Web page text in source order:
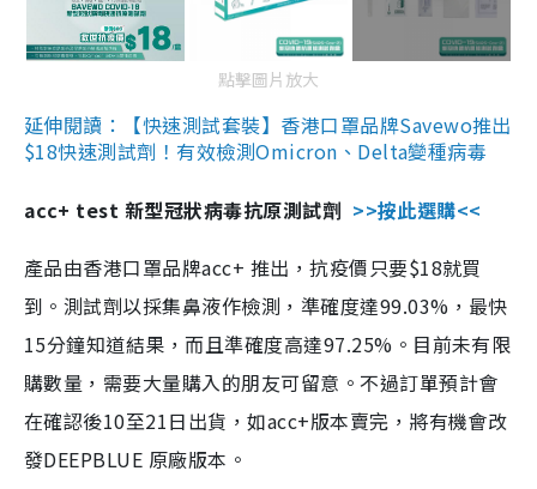
點擊圖片放大
延伸閱讀：【快速測試套裝】香港口罩品牌Savewo推出
$18快速測試劑！有效檢測Omicron、Delta變種病毒
acc+ test 新型冠狀病毒抗原測試劑 >>按此選購<<
產品由香港口罩品牌acc+ 推出，抗疫價只要$18就買
到。測試劑以採集鼻液作檢測，準確度達99.03%，最快
15分鐘知道結果，而且準確度高達97.25%。目前未有限
購數量，需要大量購入的朋友可留意。不過訂單預計會
在確認後10至21日出貨，如acc+版本賣完，將有機會改
發DEEPBLUE 原廠版本。